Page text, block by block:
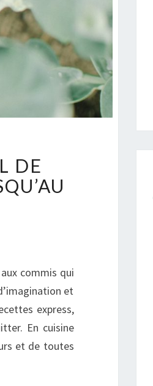
DE
commis qui
et
express,
En cuisine
et de toutes